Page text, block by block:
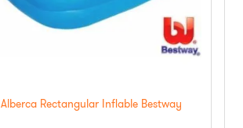
Alberca Rectangular Inflable Bestway